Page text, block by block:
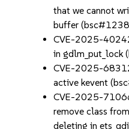
that we cannot
buffer
CVE-2025-
in
CVE-2025-
active kevent
CVE-2025-
remove class
deleting in